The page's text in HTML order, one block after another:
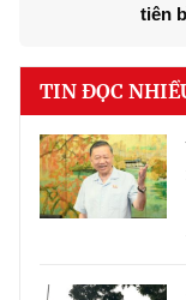
tiên
TIN ĐỌC